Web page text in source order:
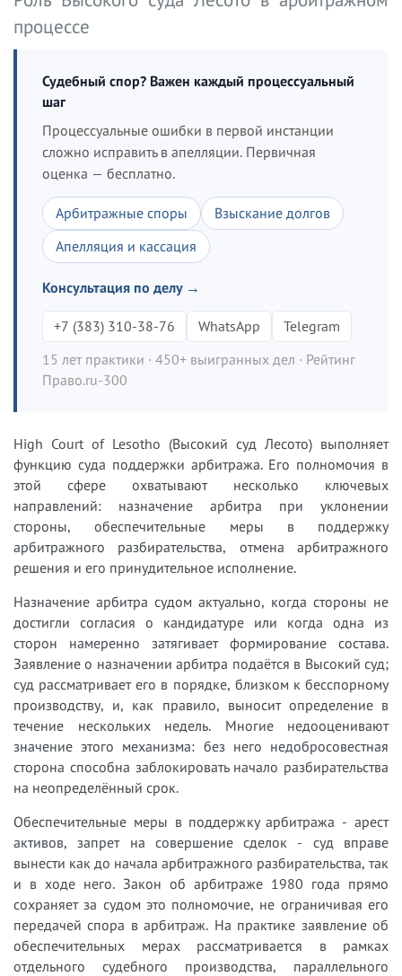
процессе
Судебный спор? Важен каждый процессуальный
шаг
Процессуальные ошибки в первой инстанции
сложно исправить в апелляции. Первичная
оценка — бесплатно.
Арбитражные споры
Взыскание долгов
Апелляция и кассация
Консультация по делу →
+7 (383) 310-38-76 WhatsApp
Telegram
15 лет практики · 450+ выигранных дел · Рейтинг
Право.ru-300
High Court of Lesotho (Высокий суд Лесото) выполняет
функцию суда поддержки арбитража. Его полномочия в
этой сфере охватывают несколько ключевых
направлений: назначение арбитра при уклонении
стороны, обеспечительные меры в поддержку
арбитражного разбирательства, отмена арбитражного
решения и его принудительное исполнение.
Назначение арбитра судом актуально, когда стороны не
достигли согласия о кандидатуре или когда одна из
сторон намеренно затягивает формирование состава.
Заявление о назначении арбитра подаётся в Высокий суд;
суд рассматривает его в порядке, близком к бесспорному
производству, и, как правило, выносит определение в
течение нескольких недель. Многие недооценивают
значение этого механизма: без него недобросовестная
сторона способна заблокировать начало разбирательства
на неопределённый срок.
Обеспечительные меры в поддержку арбитража - арест
активов, запрет на совершение сделок - суд вправе
вынести как до начала арбитражного разбирательства, так
и в ходе него. Закон об арбитраже 1980 года прямо
сохраняет за судом это полномочие, не ограничивая его
передачей спора в арбитраж. На практике заявление об
обеспечительных мерах рассматривается в рамках
отдельного судебного производства, параллельного